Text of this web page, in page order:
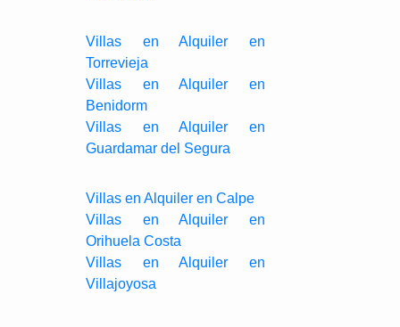
Villas en Alquiler en
Torrevieja
Villas en Alquiler en
Benidorm
Villas en Alquiler en
Guardamar del Segura
Villas en Alquiler en Calpe
Villas en Alquiler en
Orihuela Costa
Villas en Alquiler en
Villajoyosa